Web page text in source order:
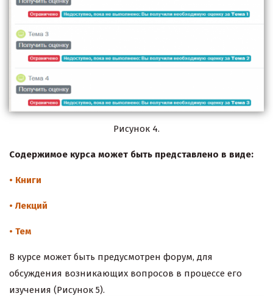
Рисунок 4.
Содержимое курса может быть представлено в виде:
• Книги
• Лекций
• Тем
В курсе может быть предусмотрен форум, для
обсуждения возникающих вопросов в процессе его
изучения (Рисунок 5).